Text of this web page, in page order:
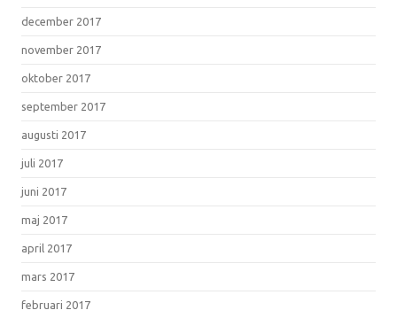
december 2017
november 2017
oktober 2017
september 2017
augusti 2017
juli 2017
juni 2017
maj 2017
april 2017
mars 2017
februari 2017